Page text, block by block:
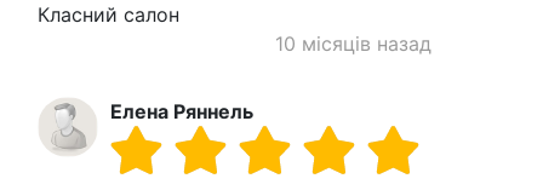
Класний салон
10 місяців назад
Елена Ряннель